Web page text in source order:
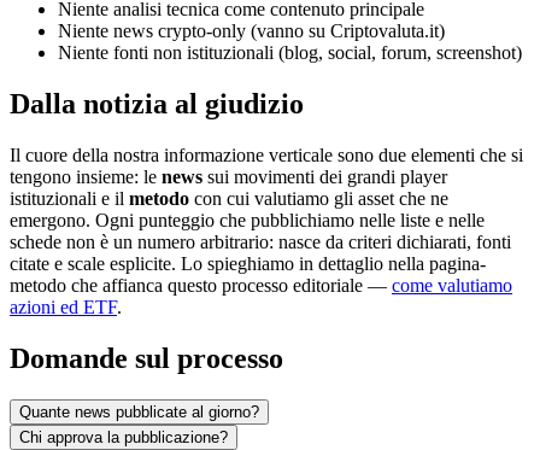
Niente analisi tecnica come contenuto principale
Niente news crypto-only (vanno su Criptovaluta.it)
Niente fonti non istituzionali (blog, social, forum, screenshot)
Dalla notizia al giudizio
Il cuore della nostra informazione verticale sono due elementi che si
tengono insieme: le news sui movimenti dei grandi player
istituzionali e il metodo con cui valutiamo gli asset che ne
emergono. Ogni punteggio che pubblichiamo nelle liste e nelle
schede non è un numero arbitrario: nasce da criteri dichiarati, fonti
citate e scale esplicite. Lo spieghiamo in dettaglio nella pagina-
metodo che affianca questo processo editoriale — come valutiamo
azioni ed ETF.
Domande sul processo
Quante news pubblicate al giorno?
Chi approva la pubblicazione?